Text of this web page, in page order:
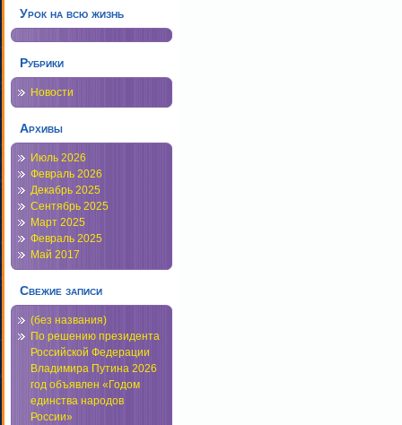
Урок на всю жизнь
Рубрики
Новости
Архивы
Июль 2026
Февраль 2026
Декабрь 2025
Сентябрь 2025
Март 2025
Февраль 2025
Май 2017
Свежие записи
(без названия)
По решению президента
Российской Федерации
Владимира Путина 2026
год объявлен «Годом
единства народов
России»